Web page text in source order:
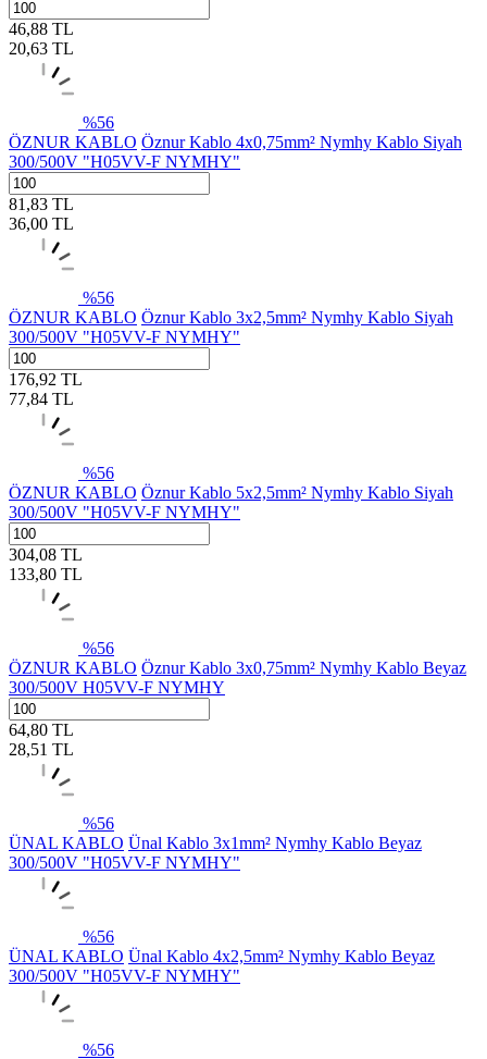
46,88 TL
20,63 TL
%56
ÖZNUR KABLO Öznur Kablo 4x0,75mm² Nymhy Kablo Siyah
300/500V "H05VV-F NYMHY"
81,83 TL
36,00 TL
%56
ÖZNUR KABLO Öznur Kablo 3x2,5mm² Nymhy Kablo Siyah
300/500V "H05VV-F NYMHY"
176,92 TL
77,84 TL
%56
ÖZNUR KABLO Öznur Kablo 5x2,5mm² Nymhy Kablo Siyah
300/500V "H05VV-F NYMHY"
304,08 TL
133,80 TL
%56
ÖZNUR KABLO Öznur Kablo 3x0,75mm² Nymhy Kablo Beyaz
300/500V H05VV-F NYMHY
64,80 TL
28,51 TL
%56
ÜNAL KABLO Ünal Kablo 3x1mm² Nymhy Kablo Beyaz
300/500V "H05VV-F NYMHY"
%56
ÜNAL KABLO Ünal Kablo 4x2,5mm² Nymhy Kablo Beyaz
300/500V "H05VV-F NYMHY"
%56